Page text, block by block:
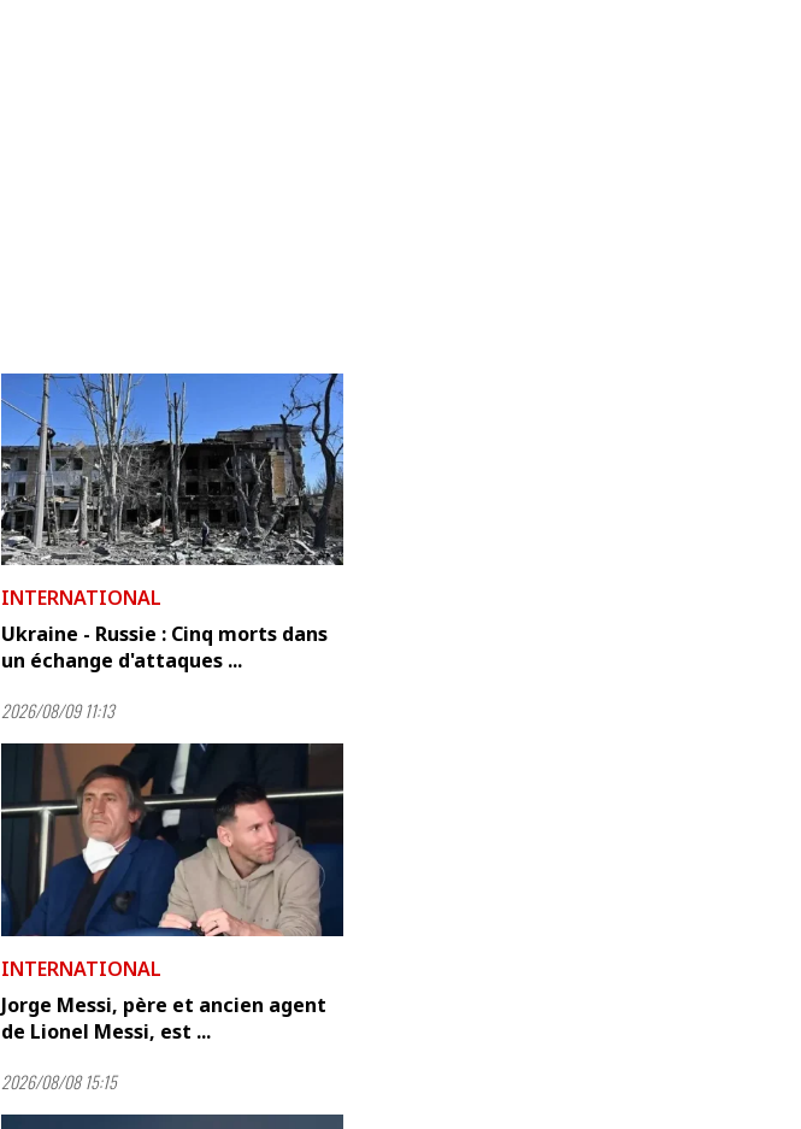
INTERNATIONAL
Ukraine - Russie : Cinq morts dans
un échange d'attaques ...
2026/08/09 11:13
INTERNATIONAL
Jorge Messi, père et ancien agent
de Lionel Messi, est ...
2026/08/08 15:15